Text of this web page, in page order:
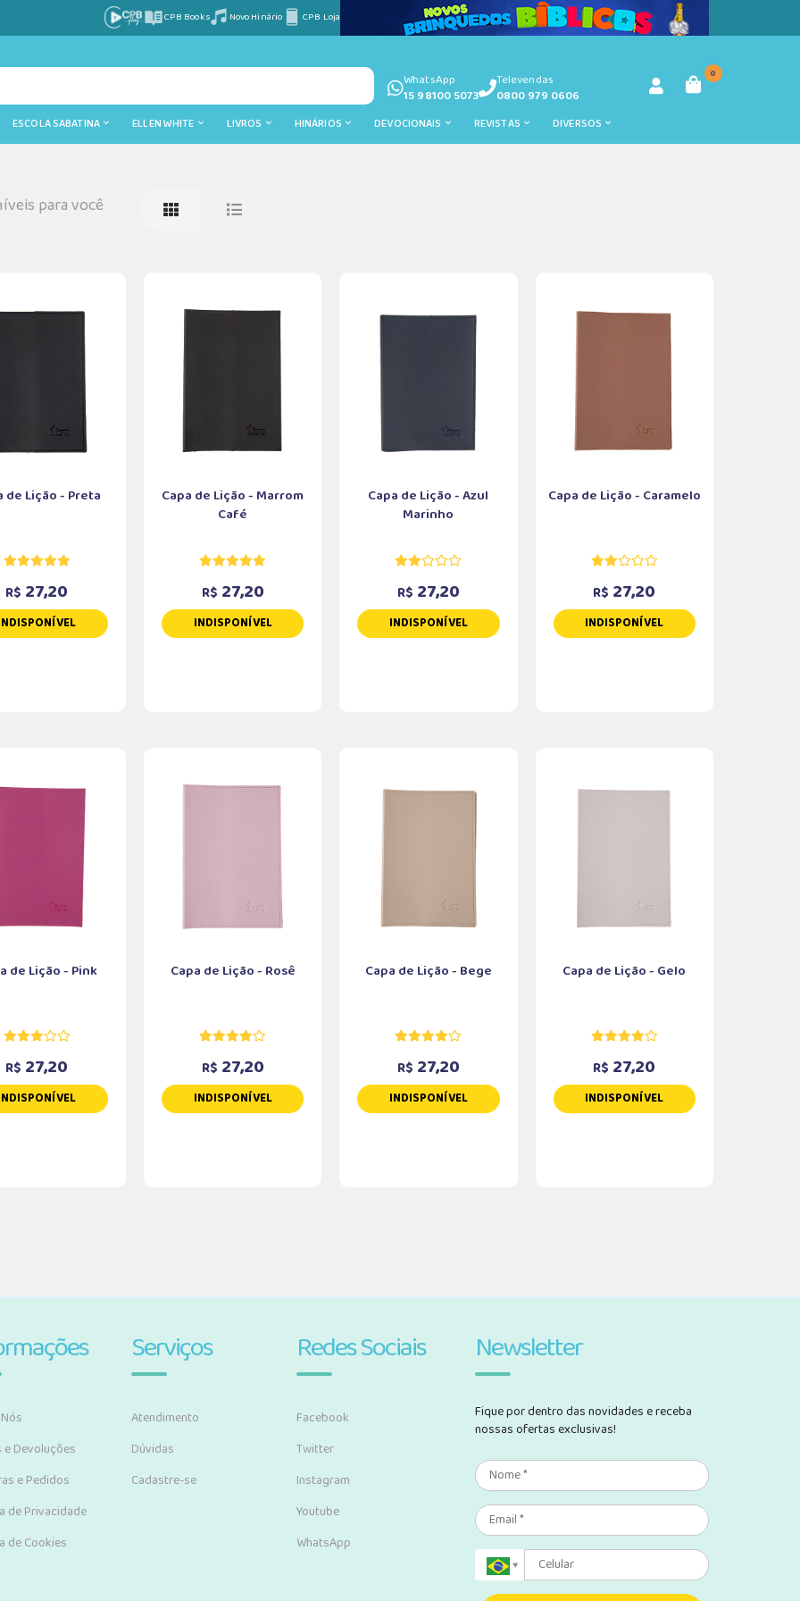
CPB Books Novo Hinário CPB Loja
WhatsApp
15 98100 5073
Televendas
0800 979 0606
0
ESCOLA SABATINA ELLEN WHITE LIVROS HINÁRIOS DEVOCIONAIS REVISTAS DIVERSOS
para você
de Lição - Preta
R$ 27,20
Capa de Lição - Marrom
Café
R$ 27,20
INDISPONÍVEL
Capa de Lição - Azul
Marinho
R$ 27,20
INDISPONÍVEL
Capa de Lição - Caramelo
R$ 27,20
INDISPONÍVEL
de Lição - Pink
R$ 27,20
Capa de Lição - Rosê
R$ 27,20
INDISPONÍVEL
Capa de Lição - Bege
R$ 27,20
INDISPONÍVEL
Capa de Lição - Gelo
R$ 27,20
INDISPONÍVEL
e Devoluções
e Pedidos
de Privacidade
de Cookies
Serviços
Atendimento
Dúvidas
Cadastre-se
Redes Sociais
Facebook
Twitter
Instagram
Youtube
WhatsApp
Newsletter
Fique por dentro das novidades e receba
nossas ofertas exclusivas!